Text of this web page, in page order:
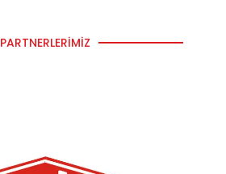
PARTNERLERIMIZ